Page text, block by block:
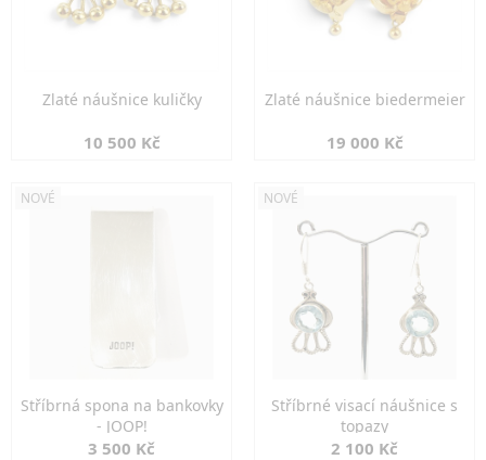
Zlaté náušnice kuličky
10 500 Kč
Zlaté náušnice biedermeier
19 000 Kč
NOVÉ
Stříbrná spona na bankovky
- JOOP!
3 500 Kč
NOVÉ
Stříbrné visací náušnice s
topazy
2 100 Kč